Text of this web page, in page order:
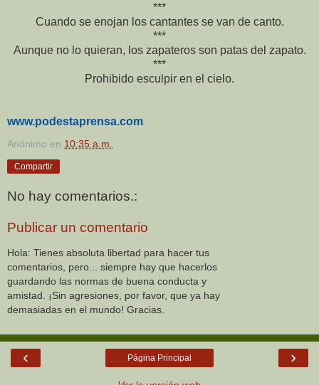
***
Cuando se enojan los cantantes se van de canto.
***
Aunque no lo quieran, los zapateros son patas del zapato.
***
Prohibido esculpir en el cielo.
www.podestaprensa.com
Anónimo en 10:35 a.m.
Compartir
No hay comentarios.:
Publicar un comentario
Hola: Tienes absoluta libertad para hacer tus
comentarios, pero... siempre hay que hacerlos
guardando las normas de buena conducta y
amistad. ¡Sin agresiones, por favor, que ya hay
demasiadas en el mundo! Gracias.
‹ ›
Página Principal